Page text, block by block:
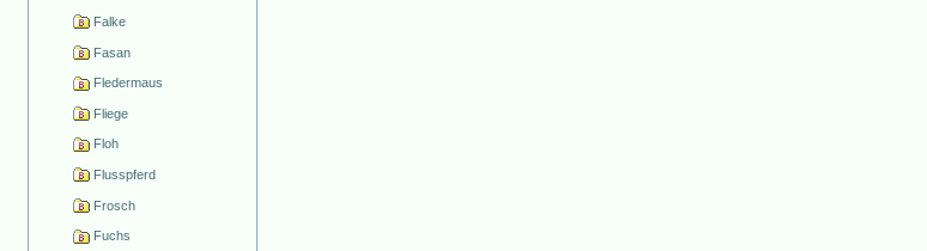
Falke
Fasan
Fledermaus
Fliege
Floh
Flusspferd
Frosch
Fuchs